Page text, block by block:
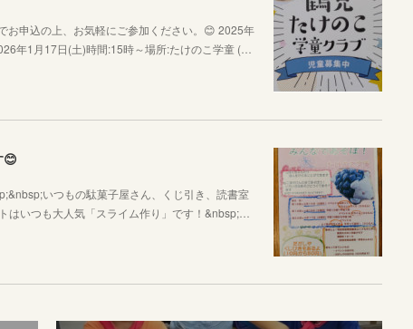
お申込の上、お気軽にご参加ください。😊 2025年
日(土)時間:15時～場所:たけのこ学童 (…
😊
いつもの駄菓子屋さん、くじ引き、読書室
いつも大人気「スライム作り」です！&nbsp;…